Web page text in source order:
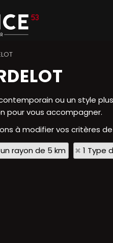
ou un style
pour vous accompagner.
à modifier vos critères
rayon de 5 km
1 Type